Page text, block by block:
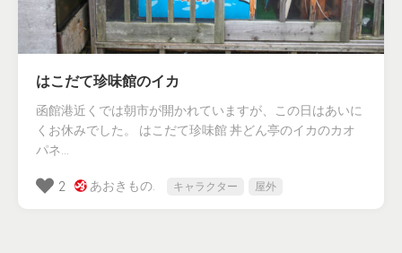
はこだて珍味館のイカ
函館港近くでは朝市が開かれていますが、この日はあいに
くお休みでした。 はこだて珍味館 丼どん亭のイカのカオ
パネ...
2 あおきもの. キャラクター 屋外